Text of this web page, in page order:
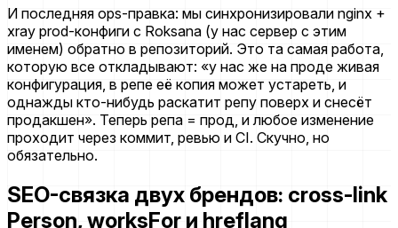
И последняя ops-правка: мы синхронизировали nginx +
xray prod-конфиги с Roksana (у нас сервер с этим
именем) обратно в репозиторий. Это та самая работа,
которую все откладывают: «у нас же на проде живая
конфигурация, в репе её копия может устареть, и
однажды кто-нибудь раскатит репу поверх и снесёт
продакшен». Теперь репа = прод, и любое изменение
проходит через коммит, ревью и CI. Скучно, но
обязательно.
SEO-связка двух брендов: cross-link
Person, worksFor и hreflang